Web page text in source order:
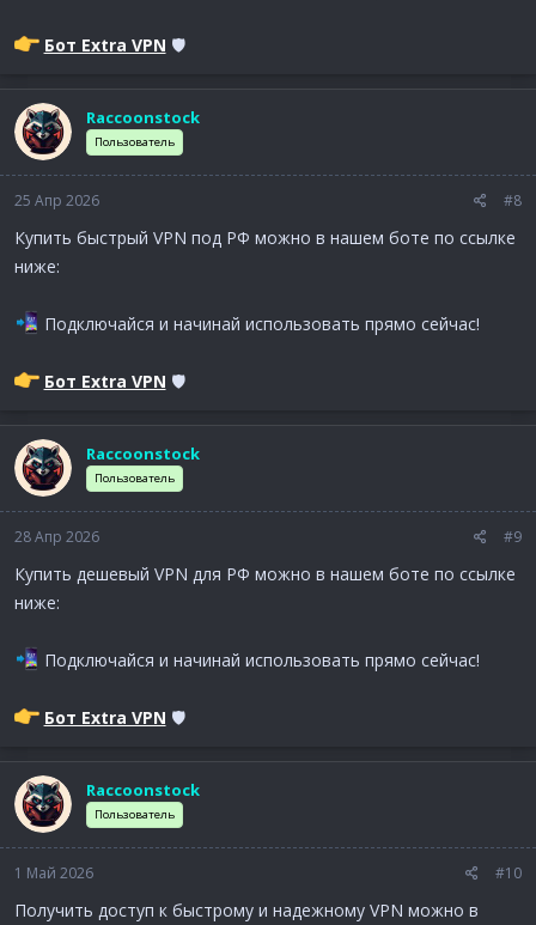
Бот Extra VPN 🛡
Raccoonstock
Пользователь
25 Апр 2026 #8
Купить быстрый VPN под РФ можно в нашем боте по ссылке
ниже:
Подключайся и начинай использовать прямо сейчас!
Бот Extra VPN 🛡
Raccoonstock
Пользователь
28 Апр 2026 #9
Купить дешевый VPN для РФ можно в нашем боте по ссылке
ниже:
Подключайся и начинай использовать прямо сейчас!
Бот Extra VPN 🛡
Raccoonstock
Пользователь
1 Май 2026 #10
Получить доступ к быстрому и надежному VPN можно в